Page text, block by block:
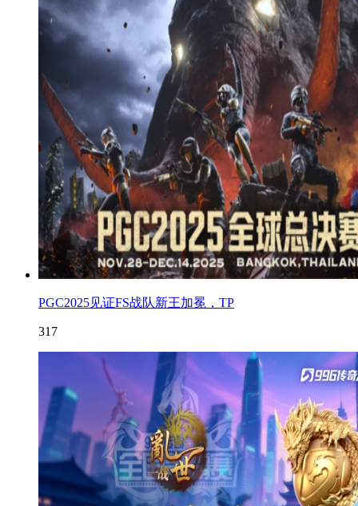
PGC2025见证FS战队新王加冕，TP
317